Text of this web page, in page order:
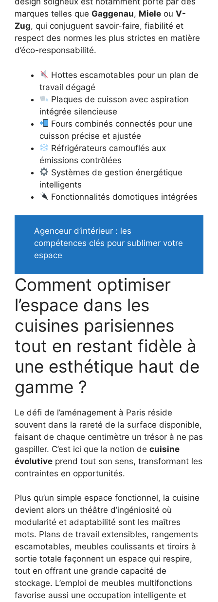
marques telles que Gaggenau, Miele ou V-
Zug, qui conjuguent savoir-faire, fiabilité et
respect des normes les plus strictes en matière
d’éco-responsabilité.
Hottes escamotables pour un plan de
travail dégagé
Plaques de cuisson avec aspiration
intégrée silencieuse
Fours combinés connectés pour une
cuisson précise et ajustée
Réfrigérateurs camouflés aux
émissions contrôlées
Systèmes de gestion énergétique
intelligents
Fonctionnalités domotiques intégrées
Agenceur d’intérieur : les
compétences clés pour sublimer votre
espace
Comment optimiser
l’espace dans les
cuisines parisiennes
tout en restant fidèle à
une esthétique haut de
gamme ?
Le défi de l’aménagement à Paris réside
souvent dans la rareté de la surface disponible,
faisant de chaque centimètre un trésor à ne pas
gaspiller. C’est ici que la notion de cuisine
évolutive prend tout son sens, transformant les
contraintes en opportunités.
Plus qu’un simple espace fonctionnel, la cuisine
devient alors un théâtre d’ingéniosité où
modularité et adaptabilité sont les maîtres
mots. Plans de travail extensibles, rangements
escamotables, meubles coulissants et tiroirs à
sortie totale façonnent un espace qui respire,
tout en offrant une grande capacité de
stockage. L’emploi de meubles multifonctions
favorise aussi une occupation intelligente et